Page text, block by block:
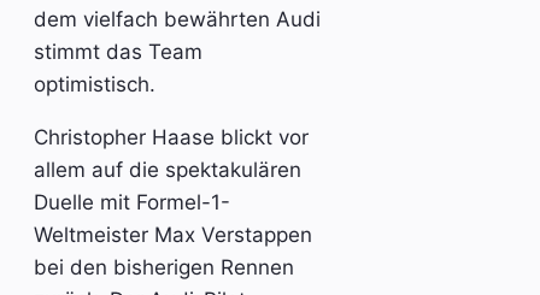
dem vielfach bewährten Audi
stimmt das Team
optimistisch.
Christopher Haase blickt vor
allem auf die spektakulären
Duelle mit Formel-1-
Weltmeister Max Verstappen
bei den bisherigen Rennen